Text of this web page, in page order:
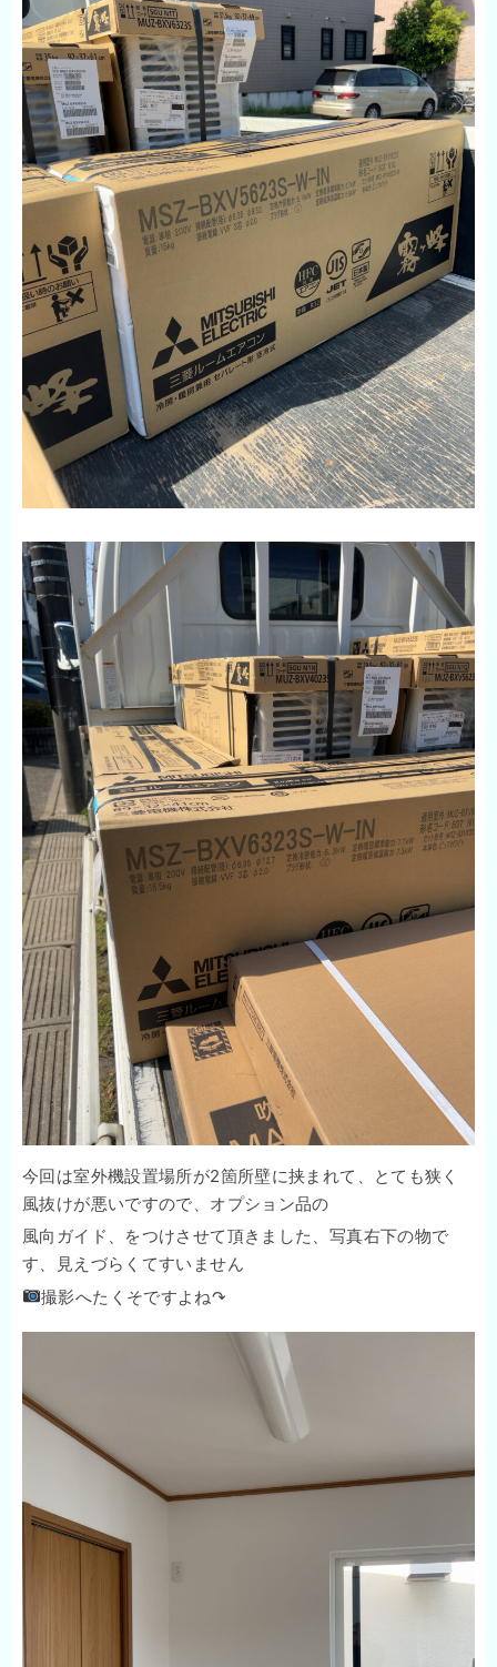
今回は室外機設置場所が2箇所壁に挟まれて、とても狭く
風抜けが悪いですので、オプション品の
風向ガイド、をつけさせて頂きました、写真右下の物で
す、見えづらくてすいません
撮影へたくそですよね↷